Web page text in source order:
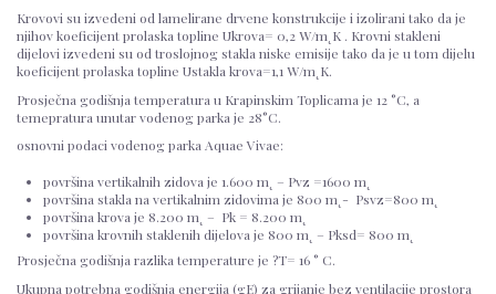
Krovovi su izvedeni od lamelirane drvene konstrukcije i izolirani tako da je
njihov koeficijent prolaska topline Ukrova= 0,2 W/m˛K . Krovni stakleni
dijelovi izvedeni su od troslojnog stakla niske emisije tako da je u tom dijelu
koeficijent prolaska topline Ustakla krova=1,1 W/m˛K.
Prosječna godišnja temperatura u Krapinskim Toplicama je 12 °C, a
temepratura unutar vodenog parka je 28°C.
osnovni podaci vodenog parka Aquae Vivae:
površina vertikalnih zidova je 1.600 m˛ – Pvz =1600 m˛
površina stakla na vertikalnim zidovima je 800 m˛- Psvz=800 m˛
površina krova je 8.200 m˛ – Pk = 8.200 m˛
površina krovnih staklenih dijelova je 800 m˛ – Pksd= 800 m˛
Prosječna godišnja razlika temperature je ?T= 16 ° C.
Ukupna potrebna godišnja energija (gE) za grijanje bez ventilacije prostora